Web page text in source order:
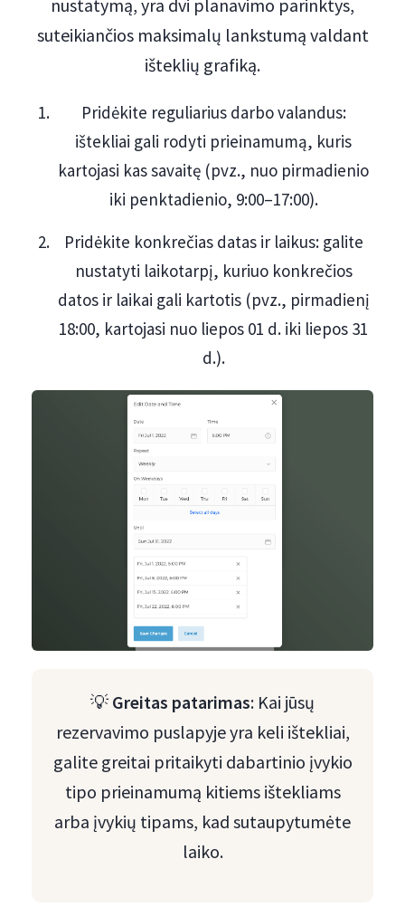
nustatymą, yra dvi planavimo parinktys,
suteikiančios maksimalų lankstumą valdant
išteklių grafiką.
Pridėkite reguliarius darbo valandus:
ištekliai gali rodyti prieinamumą, kuris
kartojasi kas savaitę (pvz., nuo pirmadienio
iki penktadienio, 9:00–17:00).
Pridėkite konkrečias datas ir laikus: galite
nustatyti laikotarpį, kuriuo konkrečios
datos ir laikai gali kartotis (pvz., pirmadienį
18:00, kartojasi nuo liepos 01 d. iki liepos 31
d.).
💡 Greitas patarimas: Kai jūsų
rezervavimo puslapyje yra keli ištekliai,
galite greitai pritaikyti dabartinio įvykio
tipo prieinamumą kitiems ištekliams
arba įvykių tipams, kad sutaupytumėte
laiko.